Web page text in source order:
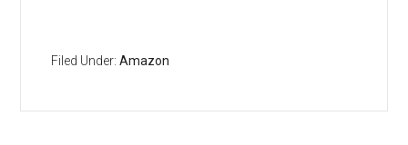
Filed Under:Amazon